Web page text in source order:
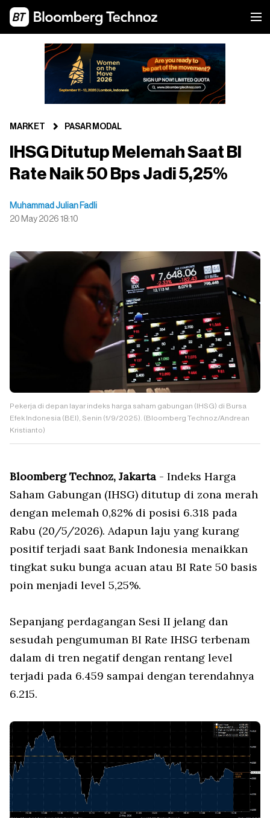
MARKET PASAR MODAL
IHSG Ditutup Melemah Saat BI
Rate Naik 50 Bps Jadi 5,25%
Muhammad Julian Fadli
20 May 2026 18:10
Pekerja di depan layar indeks harga saham gabungan (IHSG) di Bursa
Efek Indonesia (BEI), Senin (1/9/2025). (Bloomberg Technoz/Andrean
Kristianto)
Bloomberg Technoz, Jakarta - Indeks Harga
Saham Gabungan (IHSG) ditutup di zona merah
dengan melemah 0,82% di posisi 6.318 pada
Rabu (20/5/2026). Adapun laju yang kurang
positif terjadi saat Bank Indonesia menaikkan
tingkat suku bunga acuan atau BI Rate 50 basis
poin menjadi level 5,25%.
Sepanjang perdagangan Sesi II jelang dan
sesudah pengumuman BI Rate IHSG terbenam
dalam di tren negatif dengan rentang level
terjadi pada 6.459 sampai dengan terendahnya
6.215.